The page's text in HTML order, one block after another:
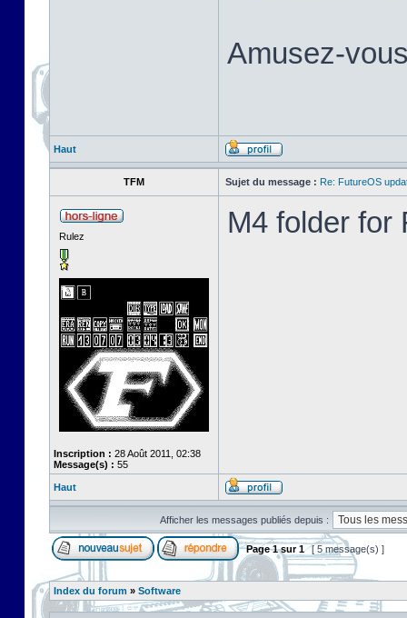
Amusez-
Haut
TFM Sujet du message : Re: FutureOS
Rulez
Inscription : 28 Août 2011, 02:38
Message(s) : 55
M4 folder for
Haut
Afficher les messages publiés depuis :
Page1sur1 [ 5 message(s) ]
Index du forum » Software